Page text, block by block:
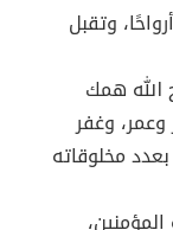
وتقبل
الله همك
وغفر
مخلوقاته